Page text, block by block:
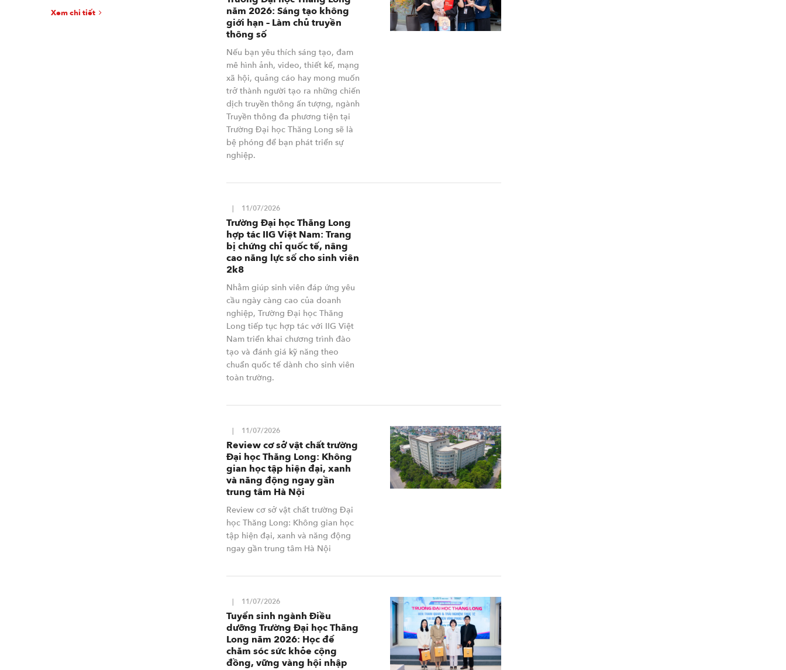
Xem chi tiết
năm 2026: Sáng tạo không
giới hạn – Làm chủ truyền
thông số
Nếu bạn yêu thích sáng tạo, đam
mê hình ảnh, video, thiết kế, mạng
xã hội, quảng cáo hay mong muốn
trở thành người tạo ra những chiến
dịch truyền thông ấn tượng, ngành
Truyền thông đa phương tiện tại
Trường Đại học Thăng Long sẽ là
bệ phóng để bạn phát triển sự
nghiệp.
11/07/2026
Trường Đại học Thăng Long
hợp tác IIG Việt Nam: Trang
bị chứng chỉ quốc tế, nâng
cao năng lực số cho sinh viên
2k8
Nhằm giúp sinh viên đáp ứng yêu
cầu ngày càng cao của doanh
nghiệp, Trường Đại học Thăng
Long tiếp tục hợp tác với IIG Việt
Nam triển khai chương trình đào
tạo và đánh giá kỹ năng theo
chuẩn quốc tế dành cho sinh viên
toàn trường.
11/07/2026
Review cơ sở vật chất trường
Đại học Thăng Long: Không
gian học tập hiện đại, xanh
và năng động ngay gần
trung tâm Hà Nội
Review cơ sở vật chất trường Đại
học Thăng Long: Không gian học
tập hiện đại, xanh và năng động
ngay gần trung tâm Hà Nội
11/07/2026
Tuyển sinh ngành Điều
dưỡng Trường Đại học Thăng
Long năm 2026: Học để
chăm sóc sức khỏe cộng
đồng, vững vàng hội nhập